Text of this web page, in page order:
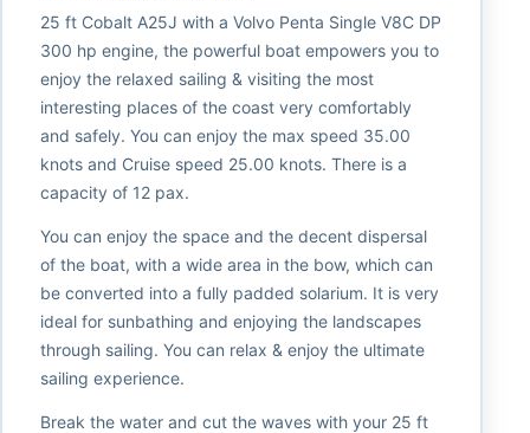
25 ft Cobalt A25J with a Volvo Penta Single V8C DP
300 hp engine, the powerful boat empowers you to
enjoy the relaxed sailing & visiting the most
interesting places of the coast very comfortably
and safely. You can enjoy the max speed 35.00
knots and Cruise speed 25.00 knots. There is a
capacity of 12 pax.
You can enjoy the space and the decent dispersal
of the boat, with a wide area in the bow, which can
be converted into a fully padded solarium. It is very
ideal for sunbathing and enjoying the landscapes
through sailing. You can relax & enjoy the ultimate
sailing experience.
Break the water and cut the waves with your 25 ft